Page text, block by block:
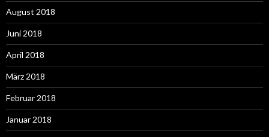
August 2018
Juni 2018
April 2018
März 2018
Februar 2018
Januar 2018